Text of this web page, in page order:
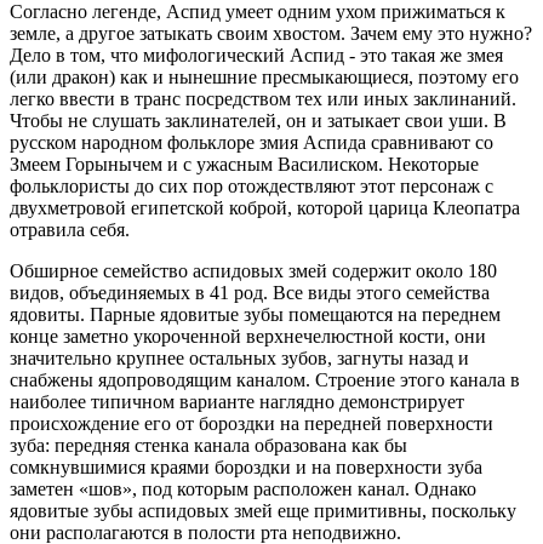
Согласно легенде, Аспид умеет одним ухом прижиматься к
земле, а другое затыкать своим хвостом. Зачем ему это нужно?
Дело в том, что мифологический Аспид - это такая же змея
(или дракон) как и нынешние пресмыкающиеся, поэтому его
легко ввести в транс посредством тех или иных заклинаний.
Чтобы не слушать заклинателей, он и затыкает свои уши. В
русском народном фольклоре змия Аспида сравнивают со
Змеем Горынычем и с ужасным Василиском. Некоторые
фольклористы до сих пор отождествляют этот персонаж с
двухметровой египетской коброй, которой царица Клеопатра
отравила себя.
Обширное семейство аспидовых змей содержит около 180
видов, объединяемых в 41 род. Все виды этого семейства
ядовиты. Парные ядовитые зубы помещаются на переднем
конце заметно укороченной верхнечелюстной кости, они
значительно крупнее остальных зубов, загнуты назад и
снабжены ядопроводящим каналом. Строение этого канала в
наиболее типичном варианте наглядно демонстрирует
происхождение его от бороздки на передней поверхности
зуба: передняя стенка канала образована как бы
сомкнувшимися краями бороздки и на поверхности зуба
заметен «шов», под которым расположен канал. Однако
ядовитые зубы аспидовых змей еще примитивны, поскольку
они располагаются в полости рта неподвижно.